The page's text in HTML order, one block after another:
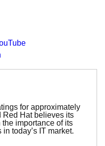
for approximately
Red Hat believes its
the importance of its
today’s IT market.